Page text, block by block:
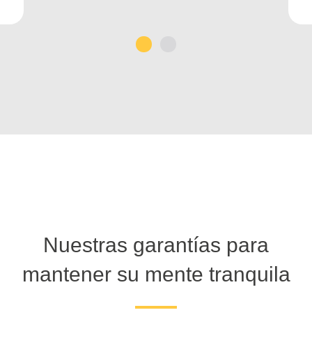
Nuestras garantías para
mantener su mente tranquila